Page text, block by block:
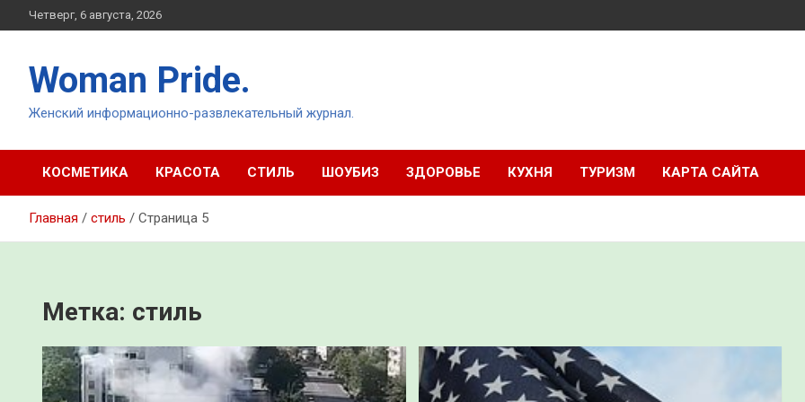
Перейти
к
Четверг, 6 августа, 2026
Woman Pride.
Женский информационно-развлекательный журнал.
КОСМЕТИКА КРАСОТА СТИЛЬ ШОУБИЗ ЗДОРОВЬЕ КУХНЯ ТУРИЗМ КАРТА САЙТА
Главная стиль Страница 5
Метка: стиль